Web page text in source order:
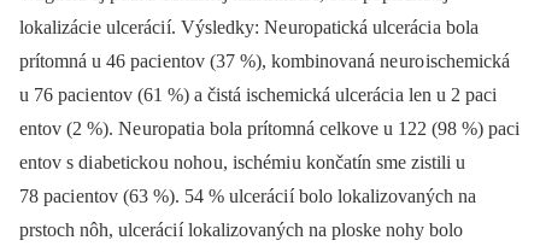
lokalizáci e ulceráci í. Výsledky: Ne uropatická ulceráci a bola
prítomná u 46 paci entov (37 %), kombinovaná ne uro ischemická
u 76 paci entov (61 %) a čistá ischemická ulceráci a len u 2 paci
entov (2 %). Ne uropati a bola prítomná celkove u 122 (98 %) paci
entov s di abeticko u noho u, ischémi u končatín sme zistili u
78 paci entov (63 %). 54 % ulceráci í bolo lokalizovaných na
prstoch nôh, ulceráci í lokalizovaných na ploske nohy bolo